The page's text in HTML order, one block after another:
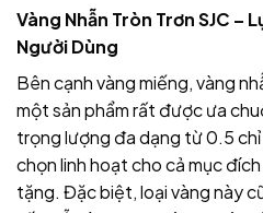
Vàng Nhẫn Tròn Trơn SJC –
Người Dùng
Bên cạnh vàng miếng, vàng
một sản phẩm rất được ưa
trọng lượng đa dạng từ 0.5
chọn linh hoạt cho cả mục
tặng. Đặc biệt, loại vàng này